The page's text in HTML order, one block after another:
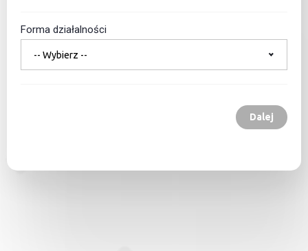
Forma działalności
-- Wybierz --
Dalej